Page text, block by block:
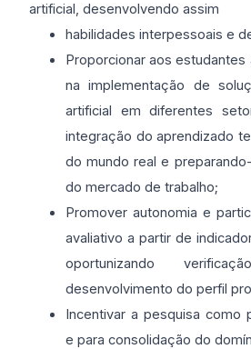
artificial, desenvolvendo assim
habilidades interpessoais e
Proporcionar aos estudantes
na implementação de
artificial em diferentes
integração do aprendizado
do mundo real e
do mercado de trabalho;
Promover autonomia e
avaliativo a partir de
oportunizando
desenvolvimento do perfil
Incentivar a pesquisa como
e para consolidação do